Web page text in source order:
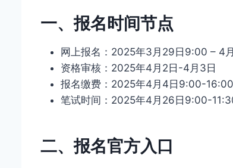
一、报名时间节点
网上报名：2025年3月29日9:00 – 4
资格审核：2025年4月2日-4月3日
报名缴费：2025年4月4日9:00-16:00
笔试时间：2025年4月26日9:00-
二、报名官方入口